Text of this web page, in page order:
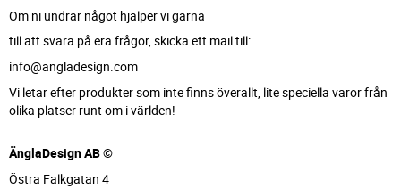
Om ni undrar något hjälper vi gärna
till att svara på era frågor, skicka ett mail till:
info@angladesign.com
Vi letar efter produkter som inte finns överallt, lite speciella varor från
olika platser runt om i världen!
ÄnglaDesign AB ©
Östra Falkgatan 4